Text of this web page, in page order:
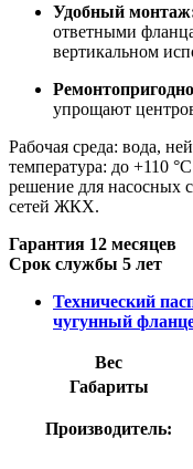
Удобный
ответными
вертикальном
упрощают
Рабочая среда: вода,
температура: до +110
решение для насосных
сетей ЖКХ.
Гарантия 12 месяцев
Срок службы 5 лет
Технический
чугунный
Вес
Габариты
Производитель: